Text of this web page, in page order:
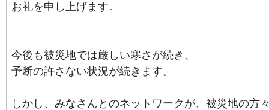
お礼を申し上げます。
今後も被災地では厳しい寒さが続き、
予断の許さない状況が続きます。
しかし、みなさんとのネットワークが、 被災地の方